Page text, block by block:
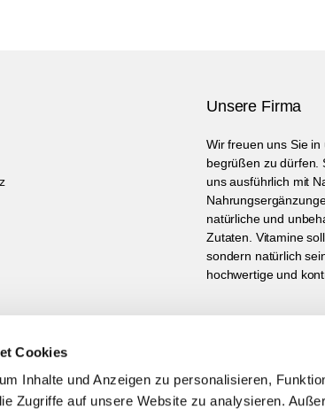
Cookies
Inhalte und Anzeigen zu personalisieren,
Zugriffe auf unsere Website zu analysieren.
Unsere Firma
Wir freuen uns Sie
begrüßen zu dürfen.
uns ausführlich mit
natürliche und
Zutaten. Vitamine
sondern natürlich
hochwertige und
Newsletter sind Sie immer auf dem neusten Stand